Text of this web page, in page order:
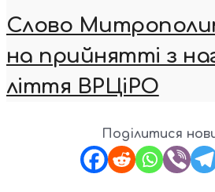
Слово
на прийнятті з
ліття ВРЦіРО
Поділитися